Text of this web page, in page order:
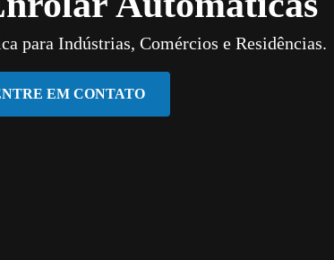
para Indústrias, Comércios e Residências.
EM CONTATO